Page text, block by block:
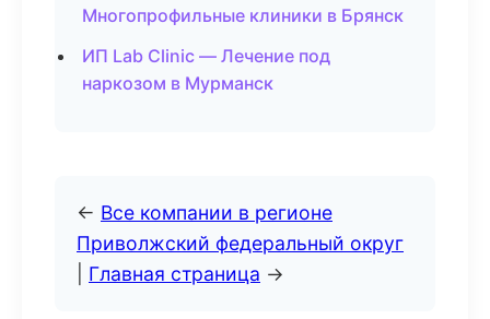
Многопрофильные клиники в Брянск
ИП Lab Clinic — Лечение под
наркозом в Мурманск
← Все компании в регионе
Приволжский федеральный округ
Главная страница →